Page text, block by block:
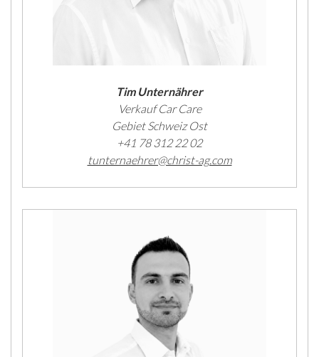
Tim Unternährer
Verkauf Car Care
Gebiet Schweiz Ost
+41 78 312 22 02
tunternaehrer@christ-ag.com